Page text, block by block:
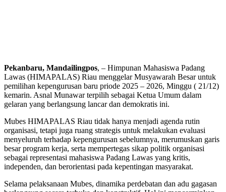
Pekanbaru, Mandailingpos, – Himpunan Mahasiswa Padang
Lawas (HIMAPALAS) Riau menggelar Musyawarah Besar untuk
pemilihan kepengurusan baru priode 2025 – 2026, Minggu ( 21/12)
kemarin. Asnal Munawar terpilih sebagai Ketua Umum dalam
gelaran yang berlangsung lancar dan demokratis ini.
Mubes HIMAPALAS Riau tidak hanya menjadi agenda rutin
organisasi, tetapi juga ruang strategis untuk melakukan evaluasi
menyeluruh terhadap kepengurusan sebelumnya, merumuskan garis
besar program kerja, serta mempertegas sikap politik organisasi
sebagai representasi mahasiswa Padang Lawas yang kritis,
independen, dan berorientasi pada kepentingan masyarakat.
Selama pelaksanaan Mubes, dinamika perdebatan dan adu gagasan